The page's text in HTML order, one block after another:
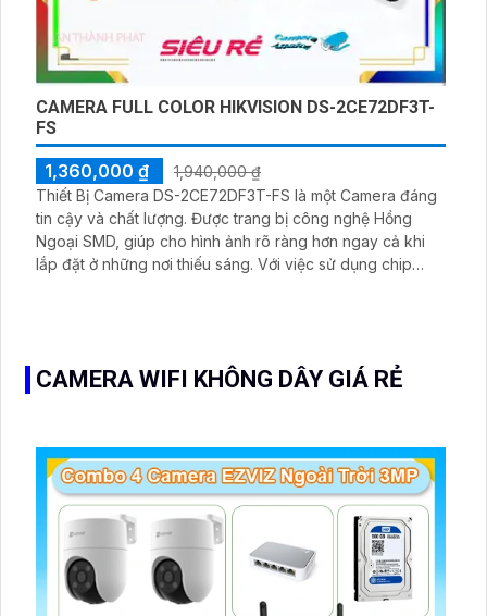
CAMERA FULL COLOR HIKVISION DS-2CE72DF3T-
FS
1,360,000 ₫
1,940,000 ₫
Thiết Bị Camera DS-2CE72DF3T-FS là một Camera đáng
tin cậy và chất lượng. Được trang bị công nghệ Hồng
Ngoại SMD, giúp cho hình ảnh rõ ràng hơn ngay cả khi
lắp đặt ở những nơi thiếu sáng. Với việc sử dụng chip
CAMERA WIFI KHÔNG DÂY GIÁ RẺ